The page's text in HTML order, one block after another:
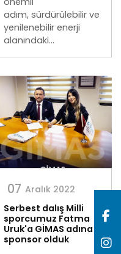
adım, sürdürülebilir ve
yenilenebilir enerji
alanındaki...
07 Aralık 2022
Serbest dalış Milli
sporcumuz Fatma
Uruk'a GİMAS adına
sponsor olduk